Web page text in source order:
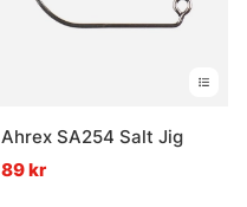
Ahrex SA254 Salt Jig
89 kr